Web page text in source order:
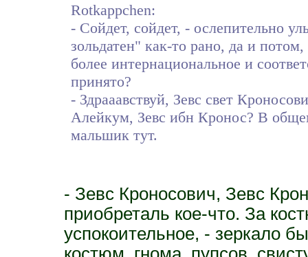
Rotkappchen:
- Сойдет, сойдет, - ослепительно
зольдатен" как-то рано, да и
более интернациональное и
принято?
- Здрааавствуй, Зевс свет
Алейкум, Зевс ибн Кронос? В
мальшик тут.
- Зевс Кроносович, Зевс
приобреталь кое-что. За
успокоительное, - зеркало